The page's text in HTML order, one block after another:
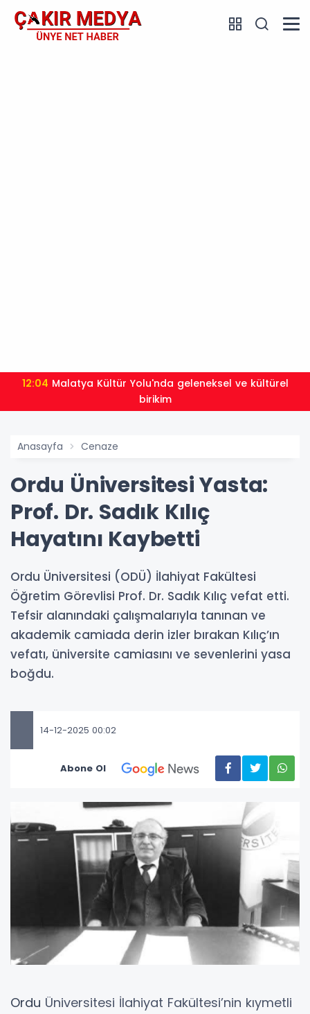
12:04
birikim
Anasayfa Cenaze
Ordu Üniversitesi Yasta:
Prof. Dr. Sadık Kılıç
Hayatını Kaybetti
Ordu Üniversitesi (ODÜ) İlahiyat Fakültesi
Öğretim Görevlisi Prof. Dr. Sadık Kılıç vefat etti.
Tefsir alanındaki çalışmalarıyla tanınan ve
akademik camiada derin izler bırakan Kılıç’ın
vefatı, üniversite camiasını ve sevenlerini yasa
boğdu.
14-12-2025 00:02
Abone Ol
Ordu Üniversitesi İlahiyat Fakültesi’nin kıymetli